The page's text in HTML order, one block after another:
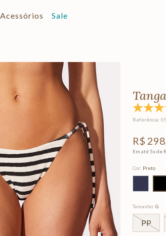
Acessórios Sale
Referência:
R$ 298
Em até 5x de
Cor: Preto
Tamanho: G
PP